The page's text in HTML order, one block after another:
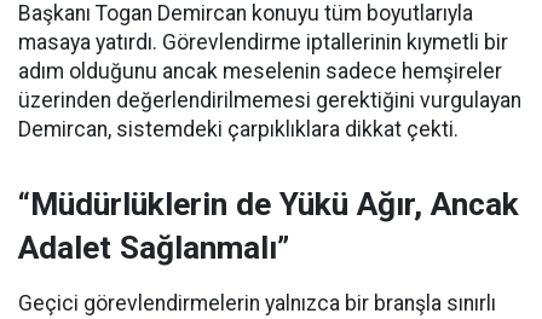
Başkanı Togan Demircan konuyu tüm boyutlarıyla
masaya yatırdı. Görevlendirme iptallerinin kıymetli bir
adım olduğunu ancak meselenin sadece hemşireler
üzerinden değerlendirilmemesi gerektiğini vurgulayan
Demircan, sistemdeki çarpıklıklara dikkat çekti.
“Müdürlüklerin de Yükü Ağır, Ancak
Adalet Sağlanmalı”
Geçici görevlendirmelerin yalnızca bir branşla sınırlı